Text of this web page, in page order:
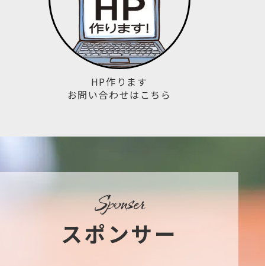
HP作ります
お問い合わせはこちら
スポンサー
sponser